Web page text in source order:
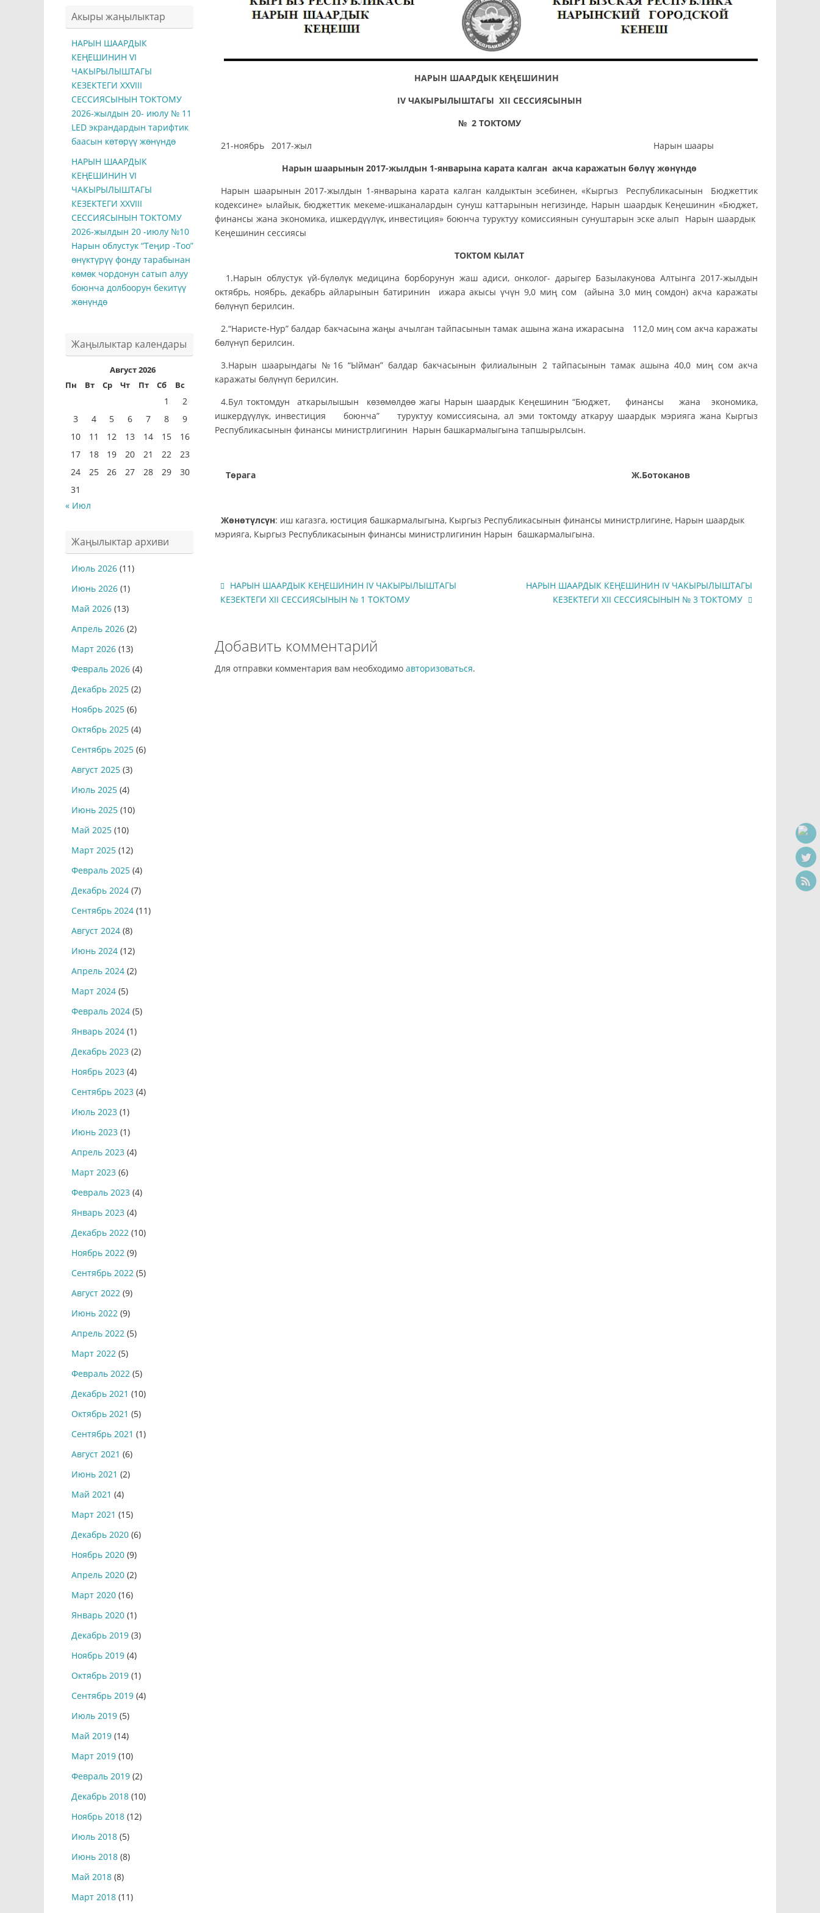
НАРЫН ШААРДЫК КЕҢЕШИНИН
IV ЧАКЫРЫЛЫШТАГЫ XII СЕССИЯСЫНЫН
№ 2 ТОКТОМУ
21-ноябрь 2017-жыл Нарын шаары
Нарын шаарынын 2017-жылдын 1-январына карата калган акча каражатын бөлүү жөнүндө
Нарын шаарынын 2017-жылдын 1-январына карата калган калдыктын эсебинен, «Кыргыз Республикасынын Бюджеттик
кодексине» ылайык, бюджеттик мекеме-ишканалардын сунуш каттарынын негизинде, Нарын шаардык Кеңешинин «Бюджет,
финансы жана экономика, ишкердүүлүк, инвестиция» боюнча туруктуу комиссиянын сунуштарын эске алып Нарын шаардык
Кеңешинин сессиясы
ТОКТОМ КЫЛАТ
1.Нарын облустук үй-бүлөлүк медицина борборунун жаш адиси, онколог- дарыгер Базылакунова Алтынга 2017-жылдын
октябрь, ноябрь, декабрь айларынын батиринин ижара акысы үчүн 9,0 миң сом (айына 3,0 миң сомдон) акча каражаты
бөлүнүп берилсин.
2.“Наристе-Нур” балдар бакчасына жаңы ачылган тайпасынын тамак ашына жана ижарасына 112,0 миң сом акча каражаты
бөлүнүп берилсин.
3.Нарын шаарындагы №16 “Ыйман” балдар бакчасынын филиалынын 2 тайпасынын тамак ашына 40,0 миң сом акча
каражаты бөлүнүп берилсин.
4.Бул токтомдун аткарылышын көзөмөлдөө жагы Нарын шаардык Кеңешинин “Бюджет, финансы жана экономика,
ишкердүүлүк, инвестиция боюнча” туруктуу комиссиясына, ал эми токтомду аткаруу шаардык мэрияга жана Кыргыз
Республикасынын финансы министрлигинин Нарын башкармалыгына тапшырылсын.
Төрага Ж.Ботоканов
Жөнөтүлсүн: иш кагазга, юстиция башкармалыгына, Кыргыз Республикасынын финансы министрлигине, Нарын шаардык
мэрияга, Кыргыз Республикасынын финансы министрлигинин Нарын башкармалыгына.
НАРЫН ШААРДЫК КЕҢЕШИНИН IV ЧАКЫРЫЛЫШТАГЫ
КЕЗЕКТЕГИ ХII СЕССИЯСЫНЫН № 1 ТОКТОМУ
НАРЫН ШААРДЫК КЕҢЕШИНИН IV ЧАКЫРЫЛЫШТАГЫ
КЕЗЕКТЕГИ ХII СЕССИЯСЫНЫН № 3 ТОКТОМУ
Добавить комментарий
Для отправки комментария вам необходимо авторизоваться.
Акыры жаңылыктар
НАРЫН ШААРДЫК
КЕҢЕШИНИН VI
ЧАКЫРЫЛЫШТАГЫ
КЕЗЕКТЕГИ ХXVIII
СЕССИЯСЫНЫН ТОКТОМУ
2026-жылдын 20- июлу № 11
LED экрандардын тарифтик
баасын көтөрүү жөнүндө
НАРЫН ШААРДЫК
КЕҢЕШИНИН VI
ЧАКЫРЫЛЫШТАГЫ
КЕЗЕКТЕГИ ХXVIII
СЕССИЯСЫНЫН ТОКТОМУ
2026-жылдын 20 -июлу №10
Нарын облустук “Теңир -Тоо”
өнүктүрүү фонду тарабынан
көмөк чордонун сатып алуу
боюнча долбоорун бекитүү
жөнүндө
Жаңылыктар календары
Август 2026
Пн
Вт Ср Чт Пт Сб Вс
1
2
3
4 5 6 7 8
9
10
11 12 13 14 15
16
17
18 19 20 21 22
23
24
25 26 27 28 29
30
31
« Июл
Жаңылыктар архиви
Июль 2026 (11)
Июнь 2026 (1)
Май 2026 (13)
Апрель 2026 (2)
Март 2026 (13)
Февраль 2026 (4)
Декабрь 2025 (2)
Ноябрь 2025 (6)
Октябрь 2025 (4)
Сентябрь 2025 (6)
Август 2025 (3)
Июль 2025 (4)
Июнь 2025 (10)
Май 2025 (10)
Март 2025 (12)
Февраль 2025 (4)
Декабрь 2024 (7)
Сентябрь 2024 (11)
Август 2024 (8)
Июнь 2024 (12)
Апрель 2024 (2)
Март 2024 (5)
Февраль 2024 (5)
Январь 2024 (1)
Декабрь 2023 (2)
Ноябрь 2023 (4)
Сентябрь 2023 (4)
Июль 2023 (1)
Июнь 2023 (1)
Апрель 2023 (4)
Март 2023 (6)
Февраль 2023 (4)
Январь 2023 (4)
Декабрь 2022 (10)
Ноябрь 2022 (9)
Сентябрь 2022 (5)
Август 2022 (9)
Июнь 2022 (9)
Апрель 2022 (5)
Март 2022 (5)
Февраль 2022 (5)
Декабрь 2021 (10)
Октябрь 2021 (5)
Сентябрь 2021 (1)
Август 2021 (6)
Июнь 2021 (2)
Май 2021 (4)
Март 2021 (15)
Декабрь 2020 (6)
Ноябрь 2020 (9)
Апрель 2020 (2)
Март 2020 (16)
Январь 2020 (1)
Декабрь 2019 (3)
Ноябрь 2019 (4)
Октябрь 2019 (1)
Сентябрь 2019 (4)
Июль 2019 (5)
Май 2019 (14)
Март 2019 (10)
Февраль 2019 (2)
Декабрь 2018 (10)
Ноябрь 2018 (12)
Июль 2018 (5)
Июнь 2018 (8)
Май 2018 (8)
Март 2018 (11)